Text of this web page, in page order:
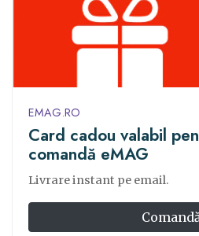
EMAG.RO
Card cadou valabil
comandă eMAG
Livrare instant pe email.